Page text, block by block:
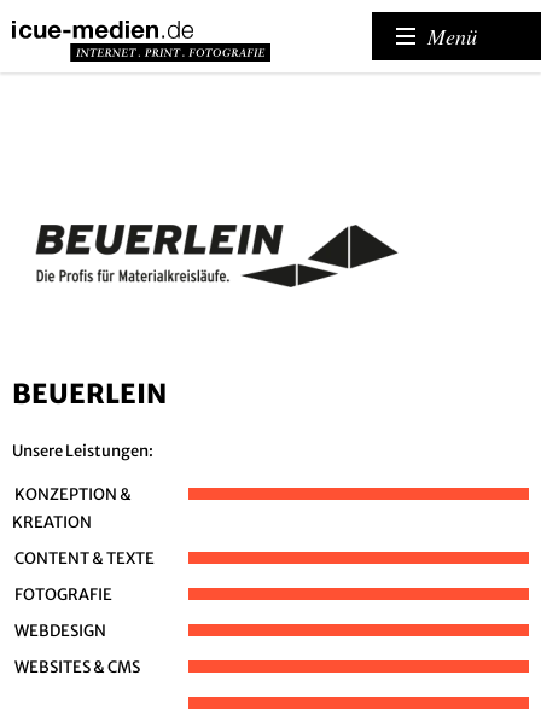
Menü
BEUERLEIN
Unsere Leistungen:
KONZEPTION &
KREATION
CONTENT & TEXTE
FOTOGRAFIE
WEBDESIGN
WEBSITES & CMS